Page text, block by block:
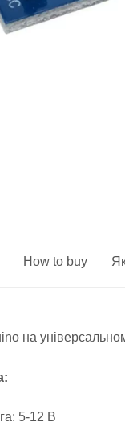
How to buy
на
5-12 В